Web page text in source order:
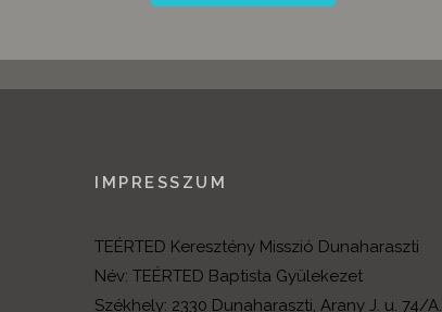
IMPRESSZUM
TEÉRTED Keresztény Misszió Dunaharaszti
Név: TEÉRTED Baptista Gyülekezet
Székhely: 2330 Dunaharaszti, Arany J. u. 74/A.